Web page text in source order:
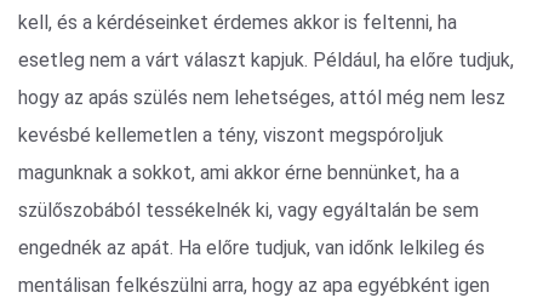
kell, és a kérdéseinket érdemes akkor is feltenni, ha
esetleg nem a várt választ kapjuk. Például, ha előre tudjuk,
hogy az apás szülés nem lehetséges, attól még nem lesz
kevésbé kellemetlen a tény, viszont megspóroljuk
magunknak a sokkot, ami akkor érne bennünket, ha a
szülőszobából tessékelnék ki, vagy egyáltalán be sem
engednék az apát. Ha előre tudjuk, van időnk lelkileg és
mentálisan felkészülni arra, hogy az apa egyébként igen